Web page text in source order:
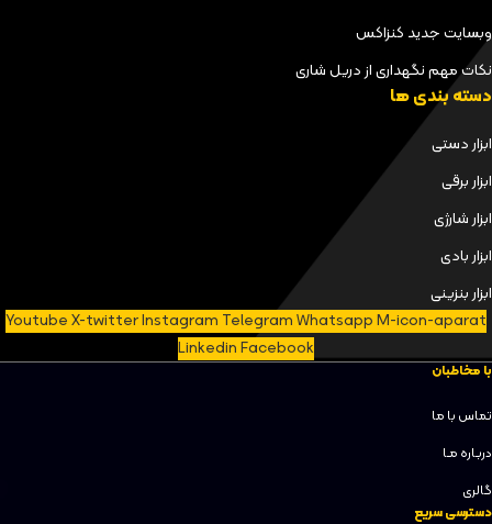
وبسایت جدید کنزاکس
نکات مهم نگهداری از دریل شاری
دسته بندی ها
ابزار دستی
ابزار برقی
ابزار شارژی
ابزار بادی
ابزار بنزینی
YoutubeX-twitterInstagram TelegramWhatsappM-icon-aparat
LinkedinFacebook
با مخاطبان
تماس با ما
دربـاره مـا
گالری
دسترسی سریع